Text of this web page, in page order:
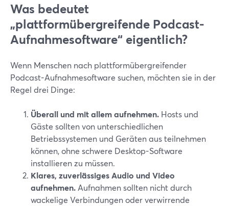
Was bedeutet
„plattformübergreifende Podcast-
Aufnahmesoftware“ eigentlich?
Wenn Menschen nach plattformübergreifender
Podcast-Aufnahmesoftware suchen, möchten sie in der
Regel drei Dinge:
Überall und mit allem aufnehmen. Hosts und
Gäste sollten von unterschiedlichen
Betriebssystemen und Geräten aus teilnehmen
können, ohne schwere Desktop-Software
installieren zu müssen.
Klares, zuverlässiges Audio und Video
aufnehmen. Aufnahmen sollten nicht durch
wackelige Verbindungen oder verwirrende